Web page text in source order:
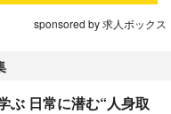
sponsored by 求人ボックス
ぶ 日常に潜む“人身取